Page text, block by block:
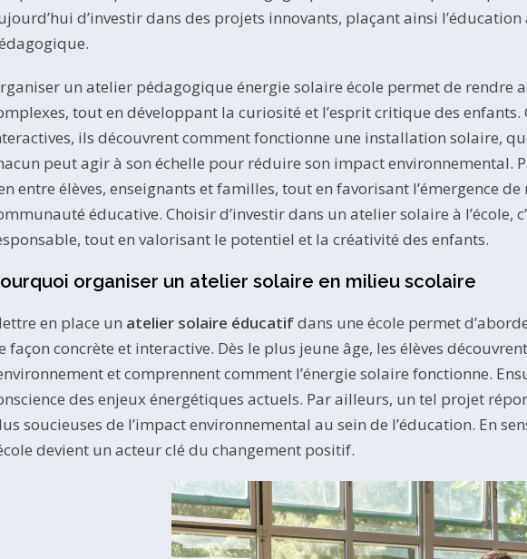
d’investir dans des projets innovants, plaçant ainsi
un atelier pédagogique énergie solaire école permet de rendre
tout en développant la curiosité et l’esprit critique des
ils découvrent comment fonctionne une installation solaire,
peut agir à son échelle pour réduire son impact environnemental.
entre élèves, enseignants et familles, tout en favorisant l’émergence
éducative. Choisir d’investir dans un atelier solaire à l’école,
tout en valorisant le potentiel et la créativité des enfants.
organiser un atelier solaire en milieu scolaire
en place un atelier solaire éducatifdans une école permet
façon concrète et interactive. Dès le plus jeune âge, les élèves
et comprennent comment l’énergie solaire fonctionne.
des enjeux énergétiques actuels. Par ailleurs, un tel projet
soucieuses de l’impact environnemental au sein de l’éducation. En
devient un acteur clé du changement positif.